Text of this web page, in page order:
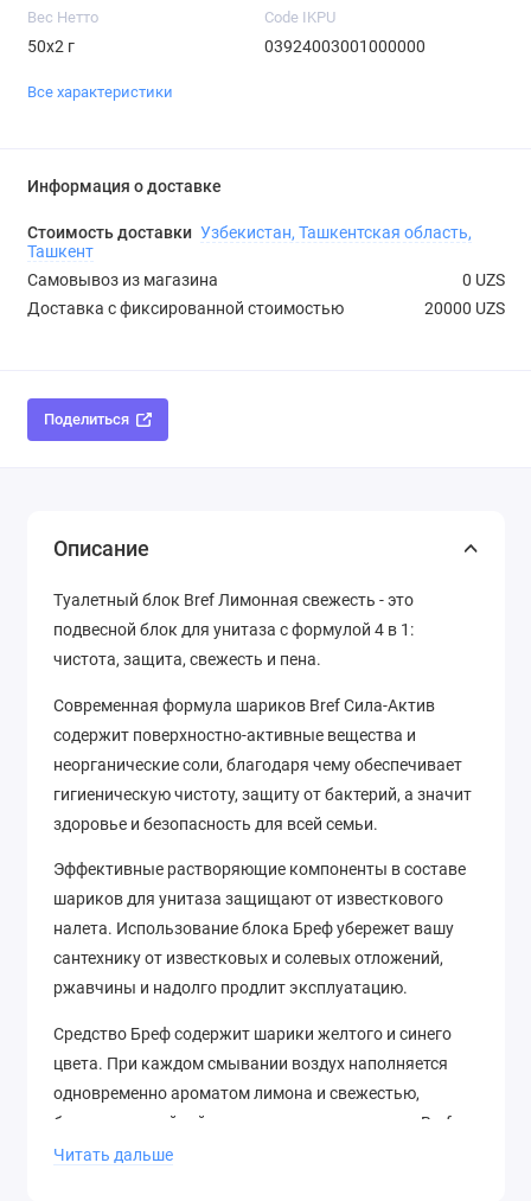
Вес Нетто
50х2 г
Code IKPU
03924003001000000
Все характеристики
Информация о доставке
Стоимость доставки Узбекистан, Ташкентская область,
Ташкент
Самовывоз из магазина
0 UZS
Доставка с фиксированной стоимостью
20000 UZS
Поделиться
Описание
Туалетный блок Bref Лимонная свежесть - это
подвесной блок для унитаза с формулой 4 в 1:
чистота, защита, свежесть и пена.
Современная формула шариков Bref Сила-Актив
содержит поверхностно-активные вещества и
неорганические соли, благодаря чему обеспечивает
гигиеническую чистоту, защиту от бактерий, а значит
здоровье и безопасность для всей семьи.
Эффективные растворяющие компоненты в составе
шариков для унитаза защищают от известкового
налета. Использование блока Бреф убережет вашу
сантехнику от известковых и солевых отложений,
ржавчины и надолго продлит эксплуатацию.
Средство Бреф содержит шарики желтого и синего
цвета. При каждом смывании воздух наполняется
одновременно ароматом лимона и свежестью,
благодаря двойной силе шариков для унитаза Bref.
Поэтому нет необходимости пользоваться
Читать дальше